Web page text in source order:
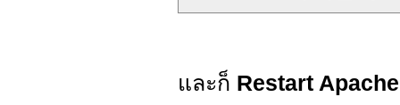
และก็ Restart Apache